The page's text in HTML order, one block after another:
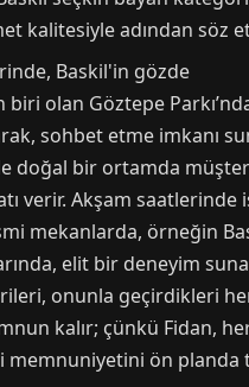
kalitesiyle adından söz
Baskil'in gözde
biri olan Göztepe
sohbet etme imkanı
doğal bir ortamda
verir. Akşam saatlerinde
mekanlarda, örneğin
elit bir deneyim
onunla geçirdikleri
kalır; çünkü Fidan,
memnuniyetini ön planda